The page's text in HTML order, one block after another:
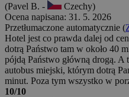
(Pavel B. -
Czechy)
Ocena napisana: 31. 5. 2026
Przetłumaczone automatycznie (
Hotel jest co prawda dalej od
dotrą Państwo tam w około 40
pójdą Państwo główną drogą. A
autobus miejski, którym dotrą
minut. Poza tym wszystko w
10/10